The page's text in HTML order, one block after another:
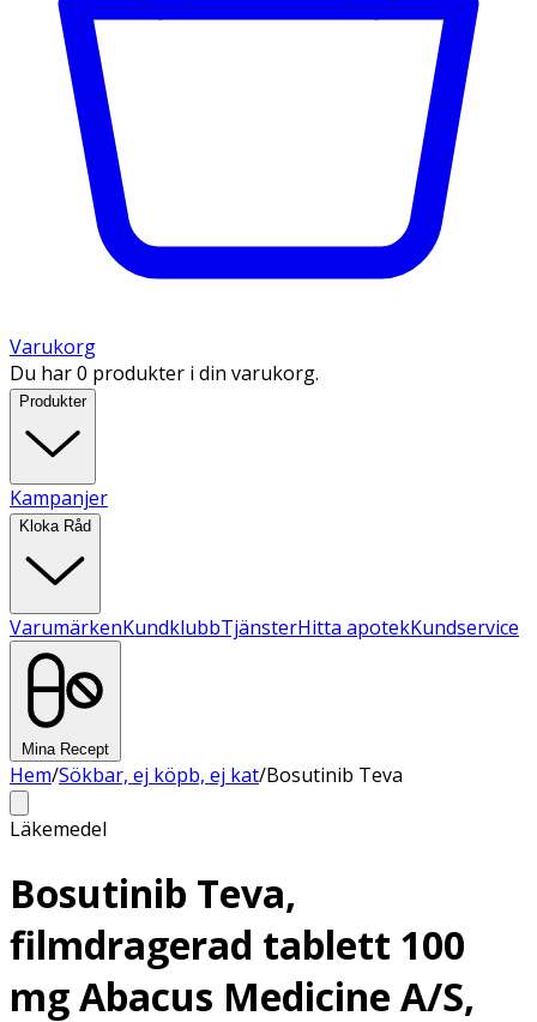
Varukorg
Du har 0 produkter i din varukorg.
Produkter
Kampanjer
Kloka Råd
VarumärkenKundklubbTjänsterHitta apotekKundservice
Mina Recept
Hem/Sökbar, ej köpb, ej kat/Bosutinib Teva
Läkemedel
Bosutinib Teva,
filmdragerad tablett 100
mg Abacus Medicine A/S,